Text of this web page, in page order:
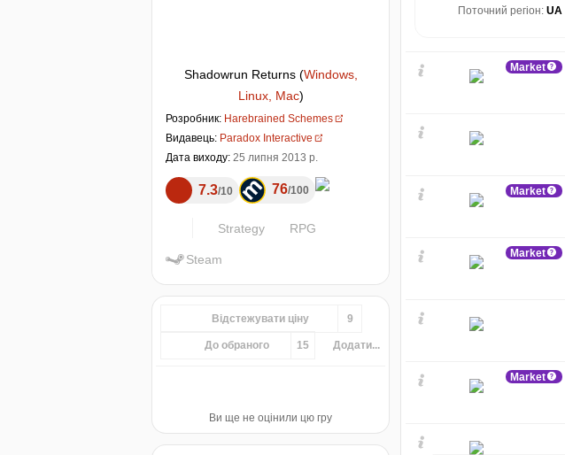
Shadowrun Returns (Windows,
Linux, Mac)
Розробник: Harebrained Schemes
Видавець: Paradox Interactive
Дата виходу: 25 липня 2013 р.
7.3 10 76 100
Strategy RPG
Steam
Відстежувати ціну 9
До обраного 15 Додати...
Ви ще не оцінили цю гру
Поточний регіон: UA
Market
Market
Market
Market